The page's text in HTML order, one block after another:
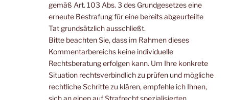
gemäß Art. 103 Abs. 3 des Grundgesetzes eine
erneute Bestrafung für eine bereits abgeurteilte
Tat grundsätzlich ausschließt.
Bitte beachten Sie, dass im Rahmen dieses
Kommentarbereichs keine individuelle
Rechtsberatung erfolgen kann. Um Ihre konkrete
Situation rechtsverbindlich zu prüfen und mögliche
rechtliche Schritte zu klären, empfehle ich Ihnen,